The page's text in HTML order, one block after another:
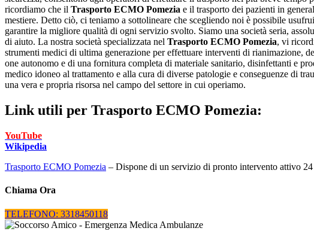
ricordiamo che il Trasporto ECMO Pomezia e il trasporto dei pazienti in
mestiere. Detto ciò, ci teniamo a sottolineare che scegliendo noi è possibile
garantire la migliore qualità di ogni servizio svolto. Siamo una società seria,
di aiuto. La nostra società specializzata nel Trasporto ECMO Pomezia, vi
strumenti medici di ultima generazione per effettuare interventi di rianimazione,
one autonomo e di una fornitura completa di materiale sanitario, disinfettanti e
medico idoneo al trattamento e alla cura di diverse patologie e conseguenze di
una vera e propria risorsa nel campo del settore in cui operiamo.
Link utili per Trasporto ECMO Pomezia:
YouTube
Wikipedia
Trasporto ECMO Pomezia – Dispone di un servizio di pronto intervento attivo
Chiama Ora
TELEFONO: 3318450118